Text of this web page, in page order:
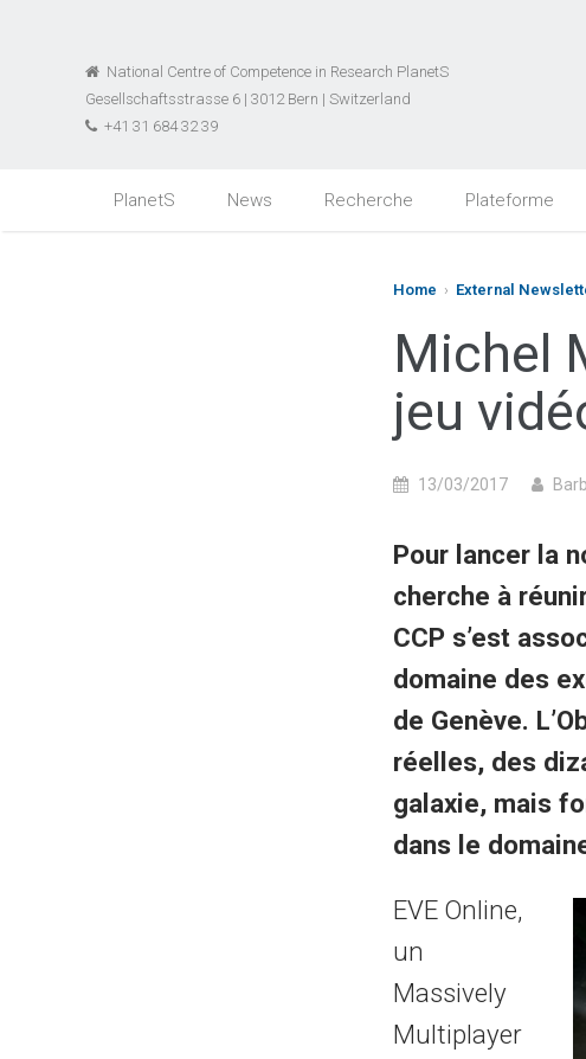
National Centre of Competence in Research PlanetS
Gesellschaftsstrasse 6 | 3012 Bern | Switzerland
+41 31 684 32 39
PlanetS News Recherche Plateforme
Home › External
Michel
jeu
13/03/2017
Pour lancer la
cherche à
CCP s’est
domaine des
de Genève.
réelles, des
galaxie, mais
dans le
EVE Online,
un
Massively
Multiplayer